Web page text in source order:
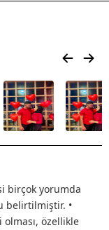
birçok yorumda
belirtilmiştir. •
özellikle